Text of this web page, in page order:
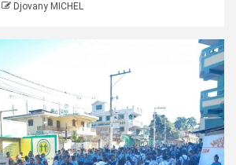
Djovany MICHEL